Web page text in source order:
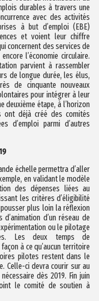
durables à travers une
avec des activités
à but d’emploi (EBE)
et voient leur chiffre
concernent des services de
l’économie circulaire.
parvient à rassembler
de longue durée, les élus,
de cinquante nouveaux
pour intégrer à leur
deuxième étape, à l’horizon
ont déjà créé des comités
d’emploi parmi d’autres
échelle permettra d’aller
en validant le modèle
des dépenses liées au
les critères d’éligibilité
plus loin la réflexion
d’un réseau de
ou le pilotage
Les deux temps de
à ce qu’aucun territoire
pilotes restent dans le
Celle-ci devra courir sur au
dès 2019. Fin juin
le comité de soutien à